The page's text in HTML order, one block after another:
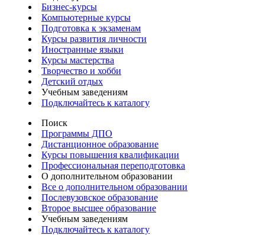
Бизнес-курсы
Компьютерные курсы
Подготовка к экзаменам
Курсы развития личности
Иностранные языки
Курсы мастерства
Творчество и хобби
Детский отдых
Учебным заведениям
Подключайтесь к каталогу
Поиск
Программы ДПО
Дистанционное образование
Курсы повышения квалификации
Профессиональная переподготовка
О дополнительном образовании
Все о дополнительном образовании
Послевузовское образование
Второе высшее образование
Учебным заведениям
Подключайтесь к каталогу